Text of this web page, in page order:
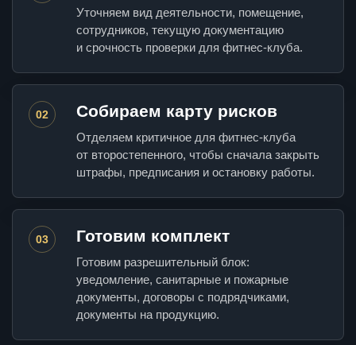
Уточняем вид деятельности, помещение,
сотрудников, текущую документацию
и срочность проверки для фитнес-клуба.
02 Собираем карту рисков
Отделяем критичное для фитнес-клуба
от второстепенного, чтобы сначала закрыть
штрафы, предписания и остановку работы.
03 Готовим комплект
Готовим разрешительный блок:
уведомление, санитарные и пожарные
документы, договоры с подрядчиками,
документы на продукцию.